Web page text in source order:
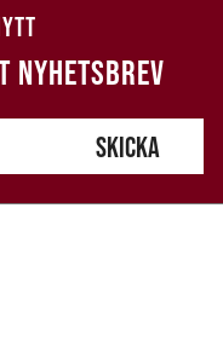
NYHETSBREV
SKICKA